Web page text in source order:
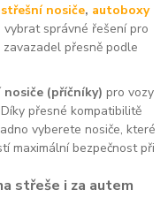
střešní nosiče, autoboxy
vybrat správné řešení pro
přesně podle
nosiče (příčníky) pro vozy
přesné kompatibilitě
vyberete nosiče, které
maximální bezpečnost při
střeše i za autem